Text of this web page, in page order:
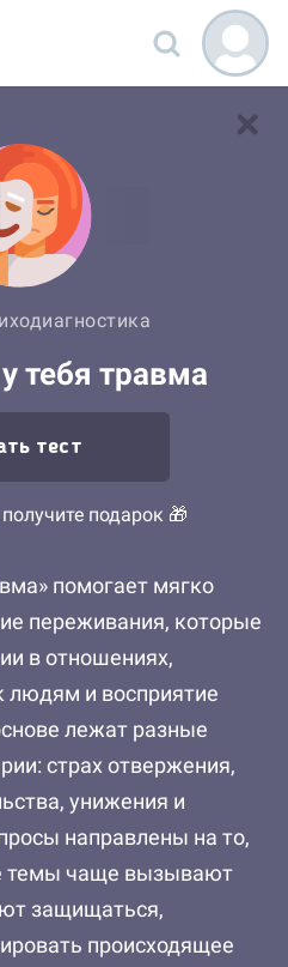
тебя травма
тест
подарок 🎁
помогает мягко
переживания, которые
в отношениях,
людям и восприятие
лежат разные
страх отвержения,
унижения и
направлены на то,
темы чаще вызывают
защищаться,
происходящее